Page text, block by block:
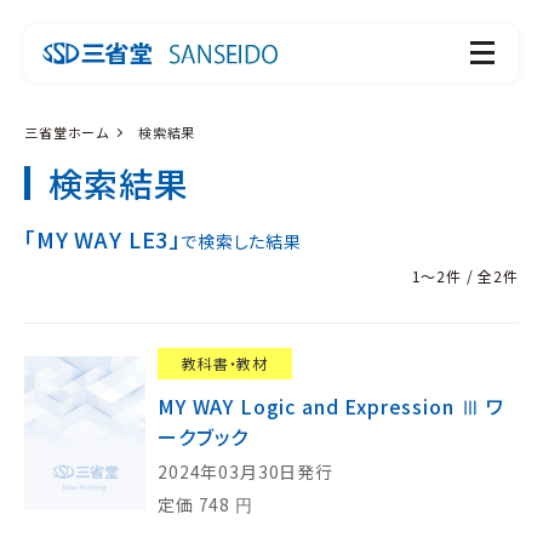
三省堂ホーム 検索結果
検索結果
「MY WAY LE3」 で検索した結果
1～2件 / 全2件
教科書・教材
MY WAY Logic and Expression Ⅲ ワ
ークブック
2024年03月30日発行
定価 748 円